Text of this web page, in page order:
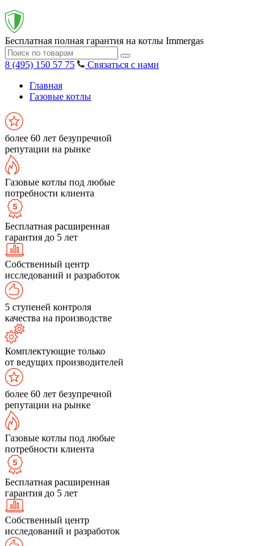
Бесплатная полная гарантия на котлы Immergas
8 (495) 150 57 75
Связаться с нами
Главная
Газовые котлы
более 60 лет безупречной
репутации на рынке
Газовые котлы под любые
потребности клиента
Бесплатная расширенная
гарантия до 5 лет
Собственный центр
исследований и разработок
5 ступеней контроля
качества на производстве
Комплектующие только
от ведущих производителей
более 60 лет безупречной
репутации на рынке
Газовые котлы под любые
потребности клиента
Бесплатная расширенная
гарантия до 5 лет
Собственный центр
исследований и разработок